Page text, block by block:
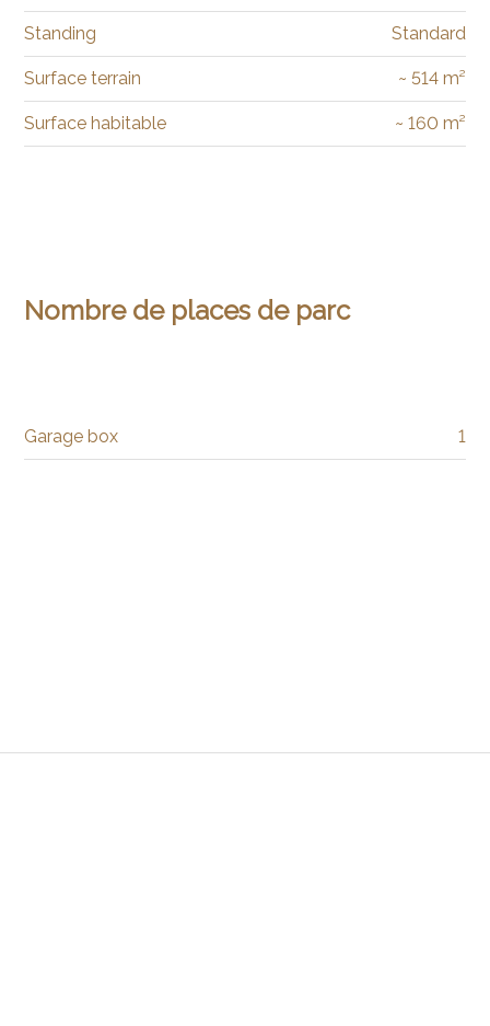
Standing Standard
Surface terrain ~ 514 m²
Surface habitable ~ 160 m²
Nombre de places de parc
Garage box 1